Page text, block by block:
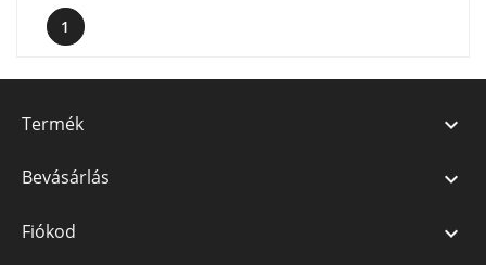
1
Termék 
Bevásárlás 
Fiókod 